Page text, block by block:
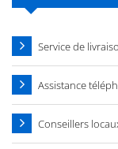
Service de
Assistance
Conseillers